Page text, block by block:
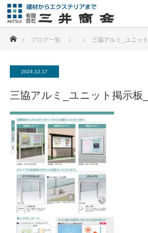
ブログ一覧 三協アルミ_ユニッ
2024.12.17
三協アルミ_ユニット掲示板